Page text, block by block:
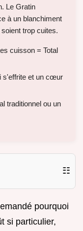
Le Gratin
à un blanchiment
trop cuites.
cuisson = Total
s'effrite et un cœur
traditionnel ou un
☷
pourquoi
si particulier,